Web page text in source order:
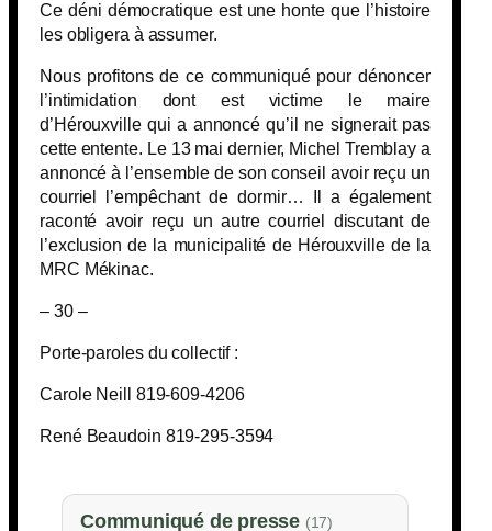
Ce déni démocratique est une honte que l’histoire
les obligera à assumer.
Nous profitons de ce communiqué pour dénoncer
l’intimidation dont est victime le maire
d’Hérouxville qui a annoncé qu’il ne signerait pas
cette entente. Le 13 mai dernier, Michel Tremblay a
annoncé à l’ensemble de son conseil avoir reçu un
courriel l’empêchant de dormir… Il a également
raconté avoir reçu un autre courriel discutant de
l’exclusion de la municipalité de Hérouxville de la
MRC Mékinac.
– 30 –
Porte-paroles du collectif :
Carole Neill 819-609-4206
René Beaudoin 819-295-3594
Communiqué de presse (17)